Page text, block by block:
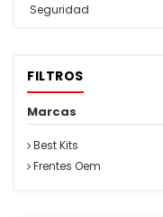
Seguridad
FILTROS
Marcas
Best Kits
Frentes Oem